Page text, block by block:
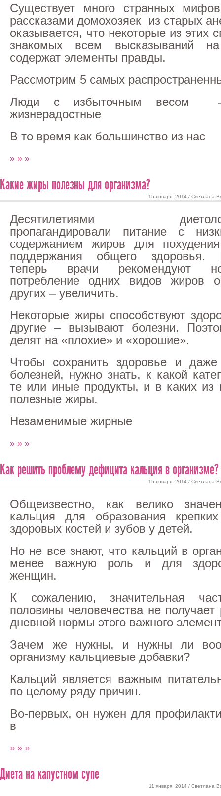
Существует много странных
рассказами домохозяек из старых
оказывается, что некоторые из
знакомых всем высказываний
содержат элементы правды.
Рассмотрим 5 самых
Люди с избыточным весом
жизнерадостные
В то время как большинство из нас
» » »
Какие жиры полезны для организма?
15 января, 2014 / Светлана
Десятилетиями
пропагандировали питание с
содержанием жиров для
поддержания общего здоровья.
теперь врачи рекомендуют
потребление одних видов жиров
других – увеличить.
Некоторые жиры способствуют
другие – вызывают болезни.
делят на «плохие» и «хорошие».
Чтобы сохранить здоровье и даже
болезней, нужно знать, к какой
те или иные продукты, и в каких из
полезные жиры.
Незаменимые жирные
» » »
Как решить проблему дефицита кальция в организме?
15 января, 2014 / Светлана
Общеизвестно, как велико
кальция для образования
здоровых костей и зубов у детей.
Но не все знают, что кальций в
менее важную роль и для
женщин.
К сожалению, значительная
половины человечества не
дневной нормы этого важного
Зачем же нужны, и нужны ли
организму кальциевые добавки?
Кальций является важным
по целому ряду причин.
Во-первых, он нужен для
в
» » »
Диета на капустном супе
11 января, 2014 / Светлана